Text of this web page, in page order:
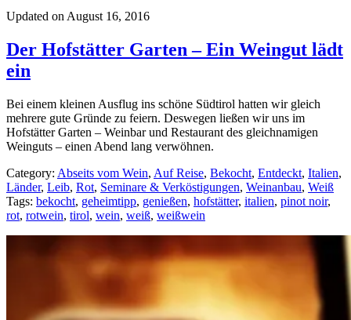
Updated on August 16, 2016
Der Hofstätter Garten – Ein Weingut lädt
ein
Bei einem kleinen Ausflug ins schöne Südtirol hatten wir gleich
mehrere gute Gründe zu feiern. Deswegen ließen wir uns im
Hofstätter Garten – Weinbar und Restaurant des gleichnamigen
Weinguts – einen Abend lang verwöhnen.
Category: Abseits vom Wein, Auf Reise, Bekocht, Entdeckt, Italien,
Länder, Leib, Rot, Seminare & Verköstigungen, Weinanbau, Weiß
Tags: bekocht, geheimtipp, genießen, hofstätter, italien, pinot noir,
rot, rotwein, tirol, wein, weiß, weißwein